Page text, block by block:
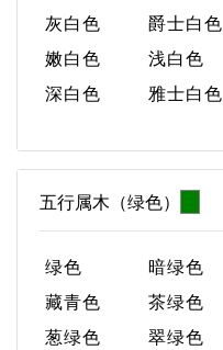
灰白色
爵士白色
嫩白色
浅白色
深白色
雅士白色
五行属木（绿色）
绿色 暗绿色
藏青色
茶绿色
葱绿色
翠绿色